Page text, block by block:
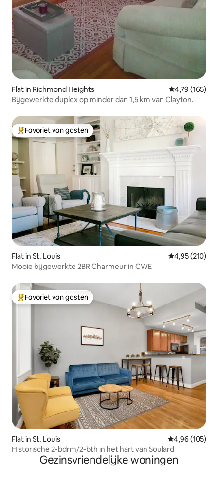
Flat in Richmond Heights Gemiddelde
4,79 (165)
Bijgewerkte duplex op minder dan 1,5 km van Clayton.
Topfavoriet van gasten
Favoriet van gasten
Flat in St. Louis Gemiddelde
4,95 (210)
Mooie bijgewerkte 2BR Charmeur in CWE
Topfavoriet van gasten
Favoriet van gasten
Flat in St. Louis Gemiddelde
4,96 (105)
Historische 2-bdrm/2-bth in het hart van Soulard
Gezinsvriendelijke woningen